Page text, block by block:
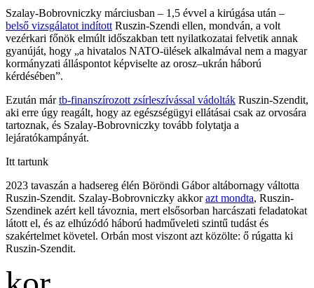
Szalay-Bobrovniczky márciusban – 1,5 évvel a kirúgása után –
belső vizsgálatot indított Ruszin-Szendi ellen, mondván, a volt
vezérkari főnök elmúlt időszakban tett nyilatkozatai felvetik annak
gyanúját, hogy „a hivatalos NATO-ülések alkalmával nem a magyar
kormányzati álláspontot képviselte az orosz–ukrán háború
kérdésében”.
Ezután mártb-finanszírozott zsírleszívással vádolták Ruszin-Szendit,
aki erre úgy reagált, hogy az egészségügyi ellátásai csak az orvosára
tartoznak, és Szalay-Bobrovniczky tovább folytatja a
lejáratókampányát.
Itt tartunk
2023 tavaszán a hadsereg élén Böröndi Gábor altábornagy váltotta
Ruszin-Szendit. Szalay-Bobrovniczky akkorazt mondta, Ruszin-
Szendinek azért kell távoznia, mert elsősorban harcászati feladatokat
látott el, és az elhúzódó háború hadműveleti szintű tudást és
szakértelmet követel. Orbán most viszont azt közölte: ő rúgatta ki
Ruszin-Szendit.